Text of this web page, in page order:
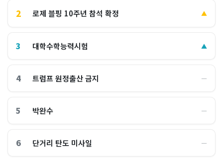
2 로제 블핑 10주년 참석 확정 ▲
3 대학수학능력시험 ▲
4 트럼프 원정출산 금지 ―
5 박완수 ―
6 단거리 탄도 미사일 ―